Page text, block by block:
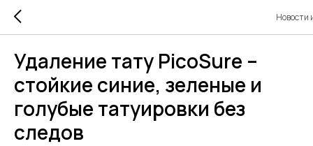
Новости
Удаление тату PicoSure –
стойкие синие, зеленые и
голубые татуировки без
следов